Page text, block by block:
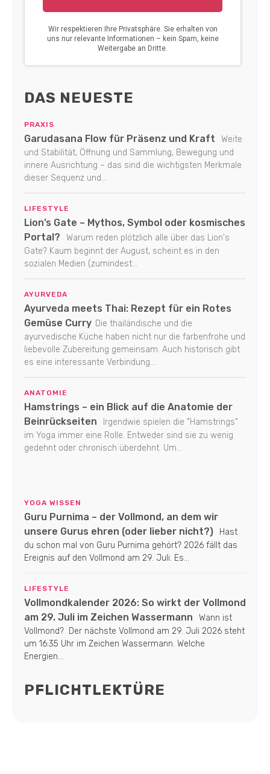
DAS NEUESTE
PRAXIS
Garudasana Flow für Präsenz und Kraft
Weite
und Stabilität, Öffnung und Sammlung, Bewegung und
innere Ausrichtung – das sind die wichtigsten Merkmale
dieser Sequenz und...
LIFESTYLE
Lion’s Gate – Mythos, Symbol oder kosmisches
Portal?
Warum reden plötzlich alle über das Lion's
Gate? Kaum beginnt der August, scheint es in den
sozialen Medien (zumindest...
AYURVEDA
Ayurveda meets Thai: Rezept für ein Rotes
Gemüse Curry Die thailändische und die
ayurvedische Küche haben nicht nur die farbenfrohe und
liebevolle Zubereitung gemeinsam. Auch historisch gibt
es eine interessante Verbindung...
ANATOMIE
Hamstrings – ein Blick auf die Anatomie der
Beinrückseiten
Irgendwie spielen die "Hamstrings"
im Yoga immer eine Rolle. Entweder sind sie zu wenig
gedehnt oder chronisch überdehnt. Um...
YOGA WISSEN
Guru Purnima – der Vollmond, an dem wir
unsere Gurus ehren (oder lieber nicht?)
Hast
du schon mal von Guru Purnima gehört? 2026 fällt das
Ereignis auf den Vollmond am 29. Juli. Es...
LIFESTYLE
Vollmondkalender 2026: So wirkt der Vollmond
am 29. Juli im Zeichen Wassermann
Wann ist
Vollmond? Der nächste Vollmond am 29. Juli 2026 steht
um 16:35 Uhr im Zeichen Wassermann. Welche
Energien...
PFLICHTLEKTÜRE